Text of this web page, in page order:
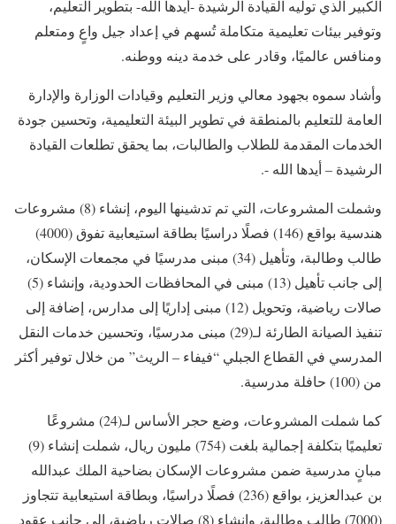
الكبير الذي توليه القيادة الرشيدة -أيدها الله- بتطوير التعليم،
وتوفير بيئات تعليمية متكاملة تُسهم في إعداد جيل واعٍ ومتعلم
ومنافس عالميًا، وقادر على خدمة دينه ووطنه.
وأشاد سموه بجهود معالي وزير التعليم وقيادات الوزارة والإدارة
العامة للتعليم بالمنطقة في تطوير البيئة التعليمية، وتحسين جودة
الخدمات المقدمة للطلاب والطالبات، بما يحقق تطلعات القيادة
الرشيدة – أيدها الله -.
وشملت المشروعات، التي تم تدشينها اليوم، إنشاء (8) مشروعات
هندسية بواقع (146) فصلًا دراسيًا بطاقة استيعابية تفوق (4000)
طالب وطالبة، وتأهيل (34) مبنى مدرسيًا في مجمعات الإسكان،
إلى جانب تأهيل (13) مبنى في المحافظات الحدودية، وإنشاء (5)
صالات رياضية، وتحويل (12) مبنى إداريًا إلى مدارس، إضافة إلى
تنفيذ الصيانة الطارئة لـ(29) مبنى مدرسيًا، وتحسين خدمات النقل
المدرسي في القطاع الجبلي “فيفاء – الريث” من خلال توفير أكثر
من (100) حافلة مدرسية.
كما شملت المشروعات، وضع حجر الأساس لـ(24) مشروعًا
تعليميًا بتكلفة إجمالية بلغت (754) مليون ريال، شملت إنشاء (9)
مبانٍ مدرسية ضمن مشروعات الإسكان بضاحية الملك عبدالله
بن عبدالعزيز، بواقع (236) فصلًا دراسيًا، وبطاقة استيعابية تتجاوز
(7000) طالب وطالبة، وإنشاء (8) صالات رياضية، إلى جانب عقود